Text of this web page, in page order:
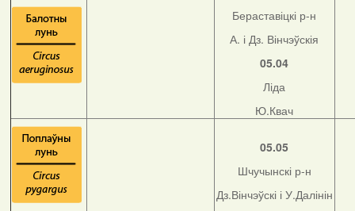
Бераставіцкі р-н
А. і Дз. Вінчэўскія
05.04
Ліда
Ю.Квач
05.05
Шчучынскі р-н
Дз.Вінчэўскі і У.Далінін